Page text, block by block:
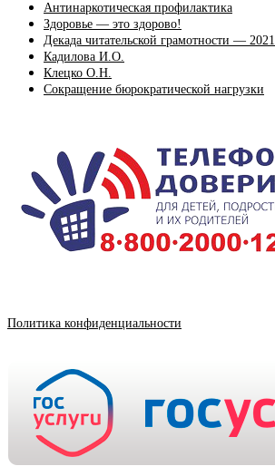
Антинаркотическая профилактика
Здоровье — это здорово!
Декада читательской грамотности — 2021
Кадилова И.О.
Клецко О.Н.
Сокращение бюрократической нагрузки
Политика конфиденциальности